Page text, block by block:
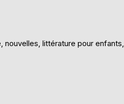
littérature pour enfants,